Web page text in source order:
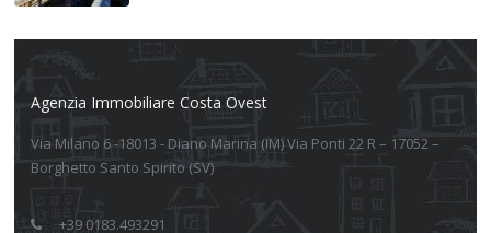
Agenzia Immobiliare Costa Ovest
Via Milano 6 -18013 - Diano Marina (IM) Via Ponti 22 R – 17052 –
Borghetto Santo Spirito (SV)
+39 0183.493291